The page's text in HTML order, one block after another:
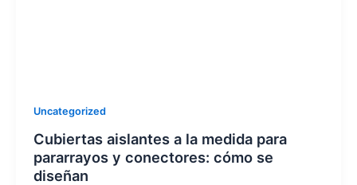
Uncategorized
Cubiertas aislantes a la medida para
pararrayos y conectores: cómo se
diseñan